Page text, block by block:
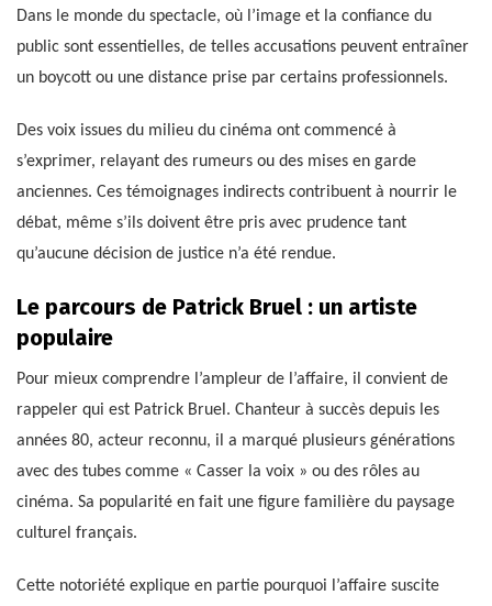
Dans le monde du spectacle, où l’image et la confiance du
public sont essentielles, de telles accusations peuvent entraîner
un boycott ou une distance prise par certains professionnels.
Des voix issues du milieu du cinéma ont commencé à
s’exprimer, relayant des rumeurs ou des mises en garde
anciennes. Ces témoignages indirects contribuent à nourrir le
débat, même s’ils doivent être pris avec prudence tant
qu’aucune décision de justice n’a été rendue.
Le parcours de Patrick Bruel : un artiste
populaire
Pour mieux comprendre l’ampleur de l’affaire, il convient de
rappeler qui est Patrick Bruel. Chanteur à succès depuis les
années 80, acteur reconnu, il a marqué plusieurs générations
avec des tubes comme « Casser la voix » ou des rôles au
cinéma. Sa popularité en fait une figure familière du paysage
culturel français.
Cette notoriété explique en partie pourquoi l’affaire suscite